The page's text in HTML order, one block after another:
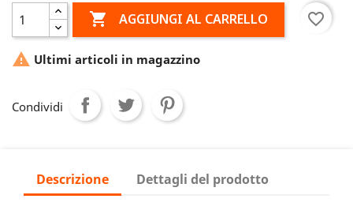
 AGGIUNGI AL CARRELLO favorite_border
 Ultimi articoli in magazzino
Condividi
Descrizione Dettagli del prodotto